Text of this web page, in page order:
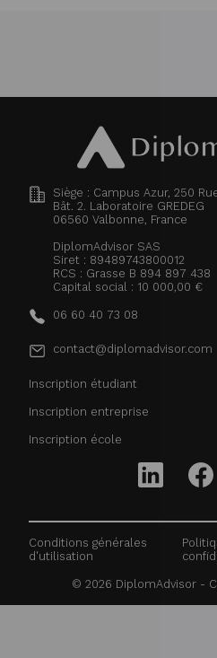
Siège : Campus Azur, 250
Bât. 2. Laboratoire GREDEG
06560 Valbonne, France
DiplomAdvisor SAS
Siret : 89489743800012
RCS : Grasse B 894 897 438
Capital social : 10 000,00 €
06 60 40 73 08
contact@diplomadvisor.com
Inscription étudiant
Inscription entreprise
Inscription école
Conditions générales
d'utilisation
© 2026 DiplomAdvisor -